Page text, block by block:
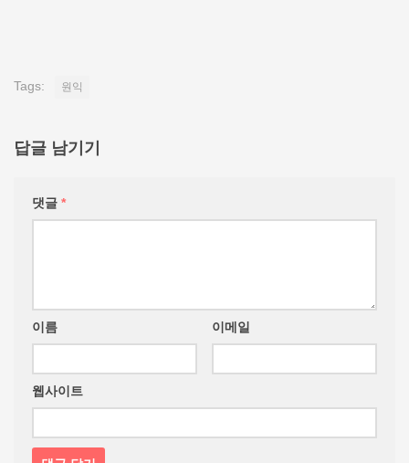
Tags: 원익
답글 남기기
댓글 *
이름 이메일
웹사이트